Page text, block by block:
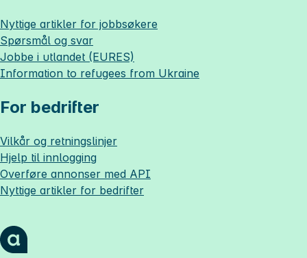
Nyttige artikler for jobbsøkere
Spørsmål og svar
Jobbe i utlandet (EURES)
Information to refugees from Ukraine
For bedrifter
Vilkår og retningslinjer
Hjelp til innlogging
Overføre annonser med API
Nyttige artikler for bedrifter